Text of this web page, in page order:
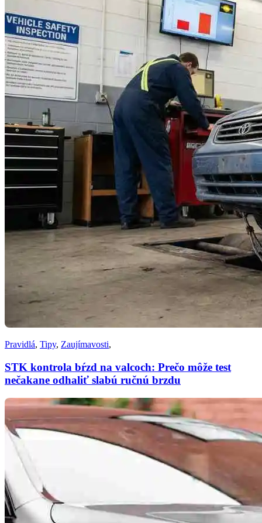
Pravidlá, Tipy, Zaujímavosti,
STK kontrola bŕzd na valcoch: Prečo môže test
nečakane odhaliť slabú ručnú brzdu